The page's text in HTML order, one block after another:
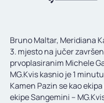
DOKUMENTI
KONTAKT
Bruno Maltar, Meridiana
3. mjesto na jučer
prvoplasiranim Michele
MG.Kvis kasnio je 1
Kamen Pazin se kao
ekipe Sangemini –